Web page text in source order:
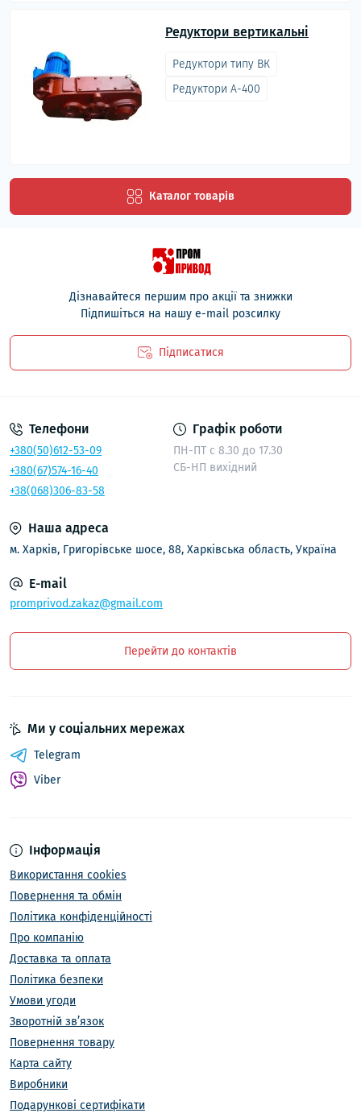
Редуктори вертикальні
Редуктори типу ВК
Редуктори А-400
Каталог товарів
Дізнавайтеся першим про акції та знижки
Підпишіться на нашу e-mail розсилку
Підписатися
Телефони
+380(50)612-53-09
+380(67)574-16-40
+38(068)306-83-58
Графік роботи
ПН-ПТ с 8.30 до 17.30
СБ-НП вихідний
Наша адреса
м. Харків, Григорівське шосе, 88, Харківська область, Україна
E-mail
promprivod.zakaz@gmail.com
Перейти до контактів
Інформація
Використання cookies
Повернення та обмін
Політика конфіденційності
Про компанію
Доставка та оплата
Політика безпеки
Умови угоди
Зворотній зв’язок
Повернення товару
Карта сайту
Виробники
Подарункові сертифікати
Ми у соціальних мережах
Telegram
Viber